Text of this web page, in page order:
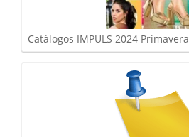
Catálogos IMPULS 2024